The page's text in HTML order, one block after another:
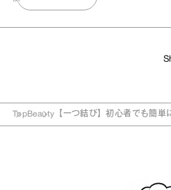
TopBeauty 【一つ結び】初心者でも簡単